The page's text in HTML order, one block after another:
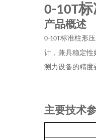
0-10T标
产品概述
0-10T标准柱形
计，兼具稳定性
测力设备的精度
主要技术